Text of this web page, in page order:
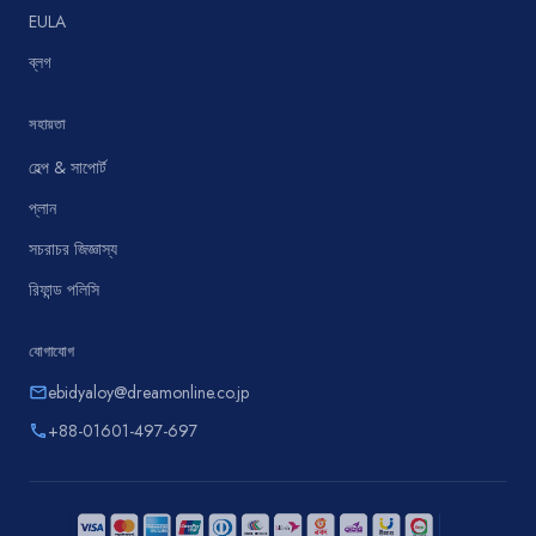
EULA
ব্লগ
সহায়তা
হেল্প & সাপোর্ট
প্লান
সচরাচর জিজ্ঞাস্য
রিফান্ড পলিসি
যোগাযোগ
emailebidyaloy@dreamonline.co.jp
phone+88-01601-497-697